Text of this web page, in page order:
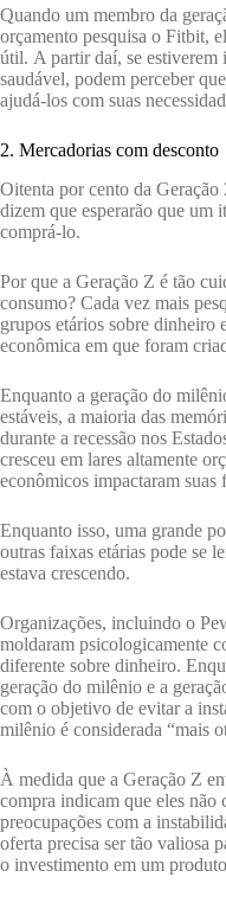
Quando um membro da
orçamento pesquisa o Fitbit,
útil. A partir daí, se estiverem
saudável, podem perceber
ajudá-los com suas
2. Mercadorias com desconto
Oitenta por cento da
dizem que esperarão que um
comprá-lo.
Por que a Geração Z é tão
consumo? Cada vez mais
grupos etários sobre dinheiro
econômica em que foram
Enquanto a geração do
estáveis, a maioria das
durante a recessão nos
cresceu em lares altamente
econômicos impactaram suas
Enquanto isso, uma grande
outras faixas etárias pode se
estava crescendo.
Organizações, incluindo o
moldaram psicologicamente
diferente sobre dinheiro.
geração do milênio e a
com o objetivo de evitar a
milênio é considerada “mais
À medida que a Geração Z
compra indicam que eles não
preocupações com a
oferta precisa ser tão valiosa
o investimento em um